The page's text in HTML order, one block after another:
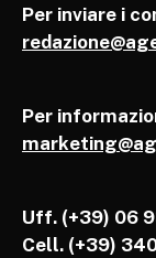
Per inviare i
Per
Uff. (+39) 06
Cell. (+39)